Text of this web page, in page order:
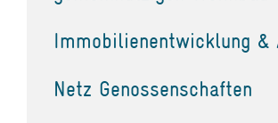
Immobilienentwicklung &
Netz Genossenschaften